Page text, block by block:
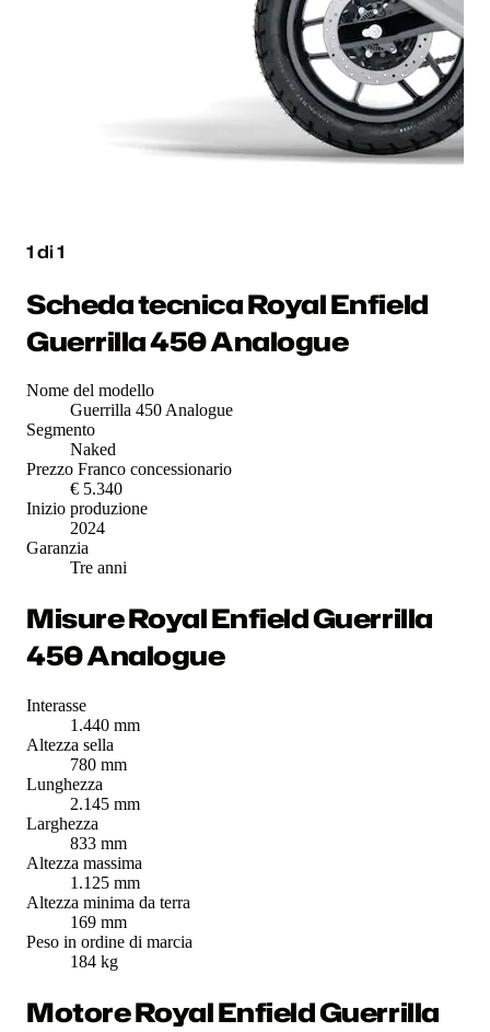
1di1
Scheda tecnica Royal Enfield
Guerrilla 450 Analogue
Nome del modello
Guerrilla 450 Analogue
Segmento
Naked
Prezzo Franco concessionario
€ 5.340
Inizio produzione
2024
Garanzia
Tre anni
Misure Royal Enfield Guerrilla
450 Analogue
Interasse
1.440 mm
Altezza sella
780 mm
Lunghezza
2.145 mm
Larghezza
833 mm
Altezza massima
1.125 mm
Altezza minima da terra
169 mm
Peso in ordine di marcia
184 kg
Motore Royal Enfield Guerrilla